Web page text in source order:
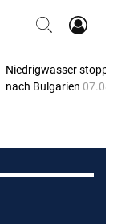
Niedrigwasser
nach Bulgarien